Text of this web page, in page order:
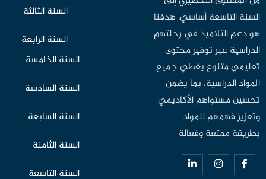
السنة التاسعة أساسي. هدفنا
هو دعم التلاميذ في رحلتهم
الدراسية عبر توفير محتوى
تعليمي متنوع يغطي جميع
المواد الدراسية، بما يضمن
تحسين مستواهم الأكاديمي
وتعزيز فهمهم للمواد
بطريقة ممتعة وفعالة
السنة الثالثة
السنة الرابعة
السنة الخامسة
السنة السادسة
السنة السابعة
السنة الثامنة
السنة التاسعة